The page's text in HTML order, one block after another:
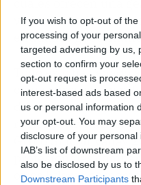
If you wish to opt-out of
processing of your
targeted advertising by us,
section to confirm your
opt-out request is
interest-based ads based
us or personal information
your opt-out. You may
disclosure of your
IAB’s list of downstream
also be disclosed by us to
Downstream Participants
visión holística y
entidades
Todo esto ha llevado
convertirse en un
desarrollo destart-
reciente invitación a
Grind Silicon Valley
profesionales
otros líderes